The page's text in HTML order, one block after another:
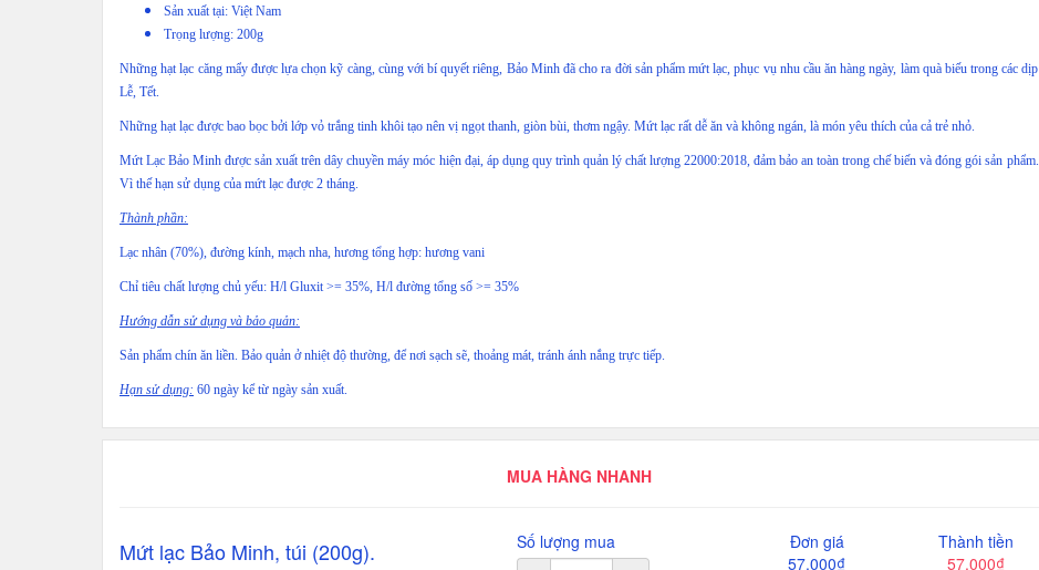
Sản xuất tại: Việt Nam
Trọng lượng: 200g
Những hạt lạc căng mẩy được lựa chọn kỹ càng, cùng với bí quyết riêng, Bảo Minh đã cho ra đời sản phẩm mứt lạc, phục vụ nhu cầu ăn hàng ngày, làm quà biếu trong các dịp
Lễ, Tết.
Những hạt lạc được bao bọc bởi lớp vỏ trắng tinh khôi tạo nên vị ngọt thanh, giòn bùi, thơm ngậy. Mứt lạc rất dễ ăn và không ngán, là món yêu thích của cả trẻ nhỏ.
Mứt Lạc Bảo Minh được sản xuất trên dây chuyền máy móc hiện đại, áp dụng quy trình quản lý chất lượng 22000:2018, đảm bảo an toàn trong chế biến và đóng gói sản phẩm.
Vì thế hạn sử dụng của mứt lạc được 2 tháng.
Thành phần:
Lạc nhân (70%), đường kính, mạch nha, hương tổng hợp: hương vani
Chỉ tiêu chất lượng chủ yếu: H/l Gluxit >= 35%, H/l đường tổng số >= 35%
Hướng dẫn sử dụng và bảo quản:
Sản phẩm chín ăn liền. Bảo quản ở nhiệt độ thường, để nơi sạch sẽ, thoảng mát, tránh ánh nắng trực tiếp.
Hạn sử dụng: 60 ngày kể từ ngày sản xuất.
MUA HÀNG NHANH
Mứt lạc Bảo Minh, túi (200g).
Số lượng mua
Đơn giá
57.000₫
Thành tiền
57.000₫